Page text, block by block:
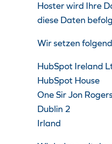
Hoster wird Ihre
diese Daten
Wir setzen
HubSpot Ireland
HubSpot House
One Sir Jon
Dublin 2
Irland